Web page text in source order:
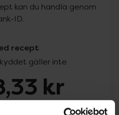
kan du handla genom
ID.
recept
gäller inte
kr